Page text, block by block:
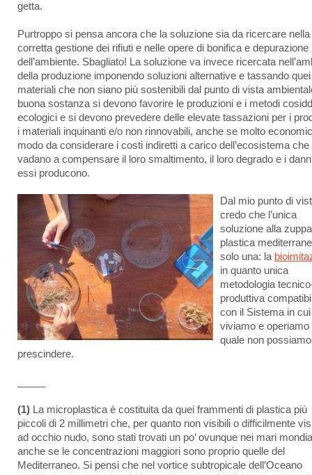
getta.
Purtroppo si pensa ancora che la soluzione sia da ricercare nella
corretta gestione dei rifiuti e nelle opere di bonifica e depurazione
dell’ambiente. Sbagliato! La soluzione va invece ricercata
della produzione imponendo soluzioni alternative e tassando quei
materiali che non siano più sostenibili dal punto di vista
buona sostanza si devono favorire le produzioni e i metodi
ecologici e si devono prevedere delle elevate tassazioni per i
i materiali inquinanti e/o non rinnovabili, anche se molto
modo da considerare i costi indiretti a carico dell’ecosistema che
vadano a compensare il loro smaltimento, il loro degrado e i
essi producono.
Dal mio punto di
credo che l’unica
soluzione alla
plastica
solo una: la
in quanto unica
metodologia
produttiva
con il Sistema in cui
viviamo e operiamo
quale non
prescindere.
(1) La microplastica è costituita da quei frammenti di plastica più
piccoli di 2 millimetri che, per quanto non visibili o difficilmente
ad occhio nudo, sono stati trovati un po’ ovunque nei mari
anche se le concentrazioni maggiori sono proprio quelle del
Mediterraneo. Si pensi che nel vortice subtropicale dell’Oceano